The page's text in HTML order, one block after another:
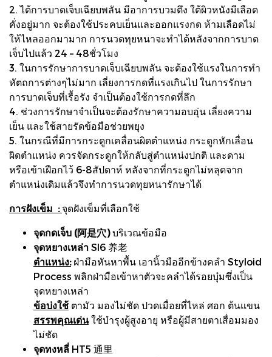
2. ได้การบาดเจ็บเฉียบพลัน มีอาการบวมตึง ใต้ผิวหนังมีเลือด
คั่งอยู่มาก จะต้องใช้ประคบเย็นและออกแรงกด ห้ามเลือดไม่
ให้ไหลออกมามาก การนวดทุยหนาจะทำได้หลังจากการบาด
เจ็บไปแล้ว 24 – 48ชั่วโมง
3. ในการรักษาการบาดเจ็บเฉียบพลัน จะต้องใช้แรงในการทำ
หัตถการต่างๆไม่มาก เลี่ยงการกดที่แรงเกินไป ในการรักษา
การบาดเจ็บที่เรื้อรัง จำเป็นต้องใช้การกดที่ลึก
4. ช่วงการรักษาจำเป็นจะต้องรักษาความอบอุ่น เลี่ยงความ
เย็น และใช้สายรัดข้อมือช่วยพยุง
5. ในกรณีที่มีการกระดูกเคลื่อนผิดตำแหน่ง กระดูกหักเลื่อน
ผิดตำแหน่ง ควรจัดกระดูกให้กลับสู่ตำแหน่งปกติ และดาม
หรือเข้าเฝือกไว้ 6-8สัปดาห์ หลังจากที่กระดูกไม่หลุดจาก
ตำแหน่งเดิมแล้วจึงทำการนวดทุยหนารักษาได้
การฝังเข็ม : จุดฝังเข็มที่เลือกใช้
จุดกดเจ็บ (阿是穴)บริเวณข้อมือ
จุดหยางเหล่า SI6 养老
ตำแหน่ง: ฝ่ามือหันหาพื้น เอานิ้วมืออีกข้างคลำ Styloid
Process พลิกฝ่ามือเข้าหาตัวจะคลำได้รอยบุ๋มซึ่งเป็น
จุดหยางเหล่า
ข้อบ่งใช้ ตามัว มองไม่ชัด ปวดเมื่อยที่ไหล่ ศอก ต้นแขน
สรรพคุณเด่นใช้บำรุงผู้สูงอายุ หรือผู้มีสายตาเสื่อมมอง
ไม่ชัด
จุดทงหลี่ HT5 通里